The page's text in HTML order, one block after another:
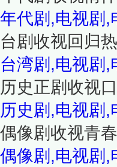
年代剧,电视剧,
台剧收视回归
台湾剧,电视剧,
历史正剧收视
历史剧,电视剧
偶像剧收视青
偶像剧,电视剧,